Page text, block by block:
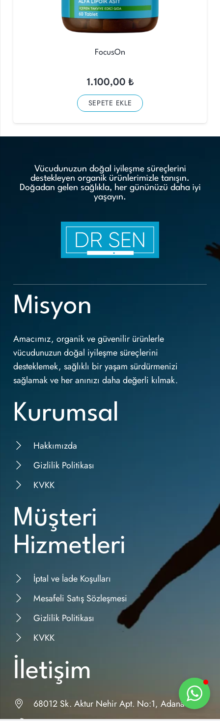
FocusOn
1.100,00₺
SEPETE EKLE
Vücudunuzun doğal iyileşme süreçlerini
destekleyen organik ürünlerimizle tanışın.
Doğadan gelen sağlıkla, her gününüzü daha iyi
yaşayın.
Misyon
Amacımız, organik ve güvenilir ürünlerle
vücudunuzun doğal iyileşme süreçlerini
desteklemek, sağlıklı bir yaşam sürdürmenizi
sağlamak ve her anınızı daha değerli kılmak.
Kurumsal
Hakkımızda
Gizlilik Politikası
KVKK
Müşteri
Hizmetleri
İptal ve İade Koşulları
Mesafeli Satış Sözleşmesi
Gizlilik Politikası
KVKK
İletişim
68012 Sk. Aktur Nehir Apt. No:1, Adana